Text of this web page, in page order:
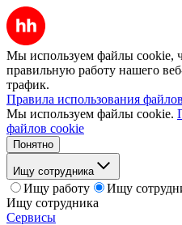
Мы используем файлы cookie,
правильную работу нашего
трафик.
Правила использования
Мы используем файлы cookie.
файлов cookie
Понятно
Ищу сотрудника
Ищу работу
Ищу
Ищу сотрудника
Сервисы